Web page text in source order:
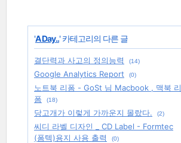
'A Day..' 카테고리의 다른 글
결단력과 사고의 정의능력 (14)
Google Analytics Report
(0)
노트북 리폼 - GoSt 님 Macbook , 맥북 리
폼
(18)
당고개가 이렇게 가까운지 몰랐다.
(2)
씨디 라벨 디자인 _ CD Label - Formtec
(폼텍)용지 사용 출력
(0)